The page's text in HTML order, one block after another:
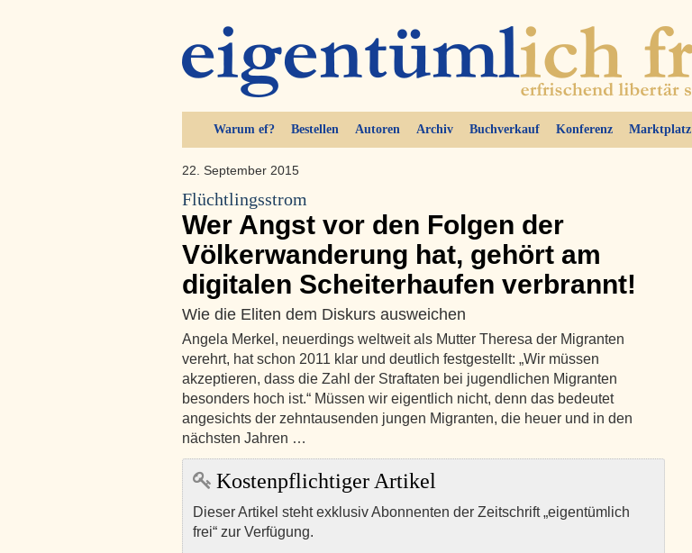
Warum ef? Bestellen Autoren Archiv Buchverkauf Konferenz Marktplatz
22. September 2015
Flüchtlingsstrom
Wer Angst vor den Folgen der
Völkerwanderung hat, gehört am
digitalen Scheiterhaufen verbrannt!
Wie die Eliten dem Diskurs ausweichen
Angela Merkel, neuerdings weltweit als Mutter Theresa der Migranten
verehrt, hat schon 2011 klar und deutlich festgestellt: „Wir müssen
akzeptieren, dass die Zahl der Straftaten bei jugendlichen Migranten
besonders hoch ist.“ Müssen wir eigentlich nicht, denn das bedeutet
angesichts der zehntausenden jungen Migranten, die heuer und in den
nächsten Jahren …
Kostenpflichtiger Artikel
Dieser Artikel steht exklusiv Abonnenten der Zeitschrift „eigentümlich
frei“ zur Verfügung.